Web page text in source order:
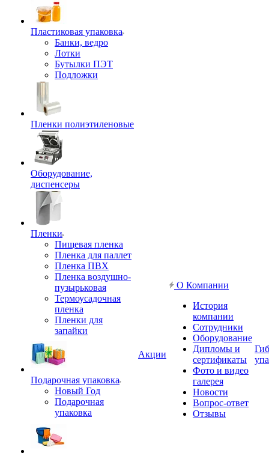
Пластиковая упаковка
Банки, ведро
Лотки
Бутылки ПЭТ
Подложки
Пленки полиэтиленовые
Оборудование,
диспенсеры
Пленки
Пищевая пленка
Пленка для паллет
Пленка ПВХ
Пленка воздушно-
пузырьковая
Термоусадочная
пленка
Пленки для
запайки
Подарочная упаковка
Новый Год
Подарочная
упаковка
Акции
О Компании
История
компании
Сотрудники
Оборудование
Дипломы и
сертификаты
Фото и видео
галерея
Новости
Вопрос-ответ
Отзывы